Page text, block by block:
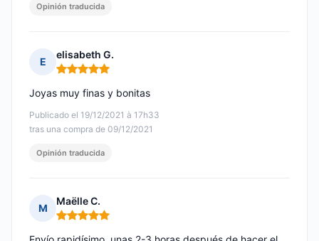
Opinión traducida
E
elisabeth G.
Nota: 5 de 5
Publicado el 19/12/2021 à 17h33
tras una compra de 09/12/2021
Joyas muy finas y bonitas
Opinión traducida
M
Maëlle C.
Nota: 5 de 5